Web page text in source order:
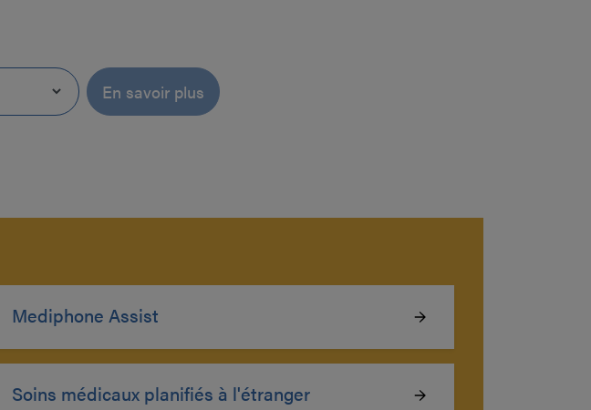
En savoir plus
Mediphone Assist
Soins médicaux planifiés à l'étranger